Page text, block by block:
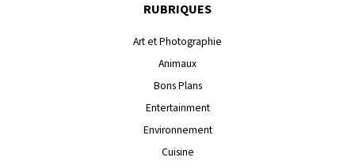
RUBRIQUES
Art et Photographie
Animaux
Bons Plans
Entertainment
Environnement
Cuisine